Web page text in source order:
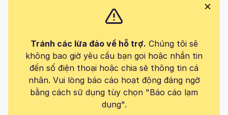
Tránh các lừa đảo về hỗ trợ. Chúng tôi sẽ
không bao giờ yêu cầu bạn gọi hoặc nhắn tin
đến số điện thoại hoặc chia sẻ thông tin cá
nhân. Vui lòng báo cáo hoạt động đáng ngờ
bằng cách sử dụng tùy chọn "Báo cáo lạm
dụng".